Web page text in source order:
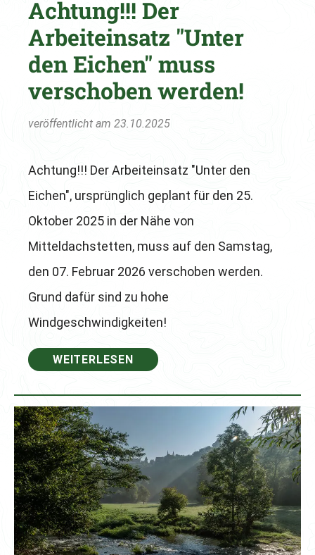
Achtung!!! Der
Arbeiteinsatz "Unter
den Eichen" muss
verschoben werden!
veröffentlicht am 23.10.2025
Achtung!!! Der Arbeiteinsatz "Unter den
Eichen", ursprünglich geplant für den 25.
Oktober 2025 in der Nähe von
Mitteldachstetten, muss auf den Samstag,
den 07. Februar 2026 verschoben werden.
Grund dafür sind zu hohe
Windgeschwindigkeiten!
WEITERLESEN